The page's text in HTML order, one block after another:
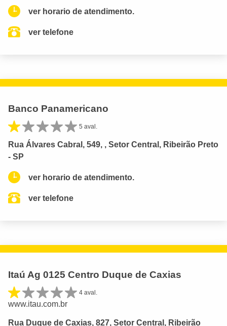
ver horario de atendimento.
ver telefone
Banco Panamericano
5 aval.
Rua Álvares Cabral, 549, , Setor Central, Ribeirão Preto
- SP
ver horario de atendimento.
ver telefone
Itaú Ag 0125 Centro Duque de Caxias
4 aval.
www.itau.com.br
Rua Duque de Caxias, 827, Setor Central, Ribeirão